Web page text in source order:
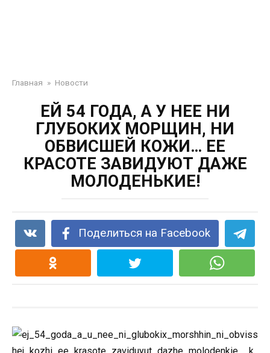
Главная » Новости
ЕЙ 54 ГОДА, А У НЕЕ НИ
ГЛУБОКИХ МОРЩИН, НИ
ОБВИСШЕЙ КОЖИ… ЕЕ
КРАСОТЕ ЗАВИДУЮТ ДАЖЕ
МОЛОДЕНЬКИЕ!
Поделиться на Facebook